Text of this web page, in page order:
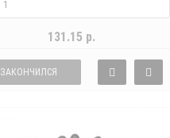
131.15 р.
ЗАКОНЧИЛСЯ